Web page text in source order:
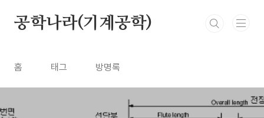
공학나라(기계공학)
홈 태그 방명록